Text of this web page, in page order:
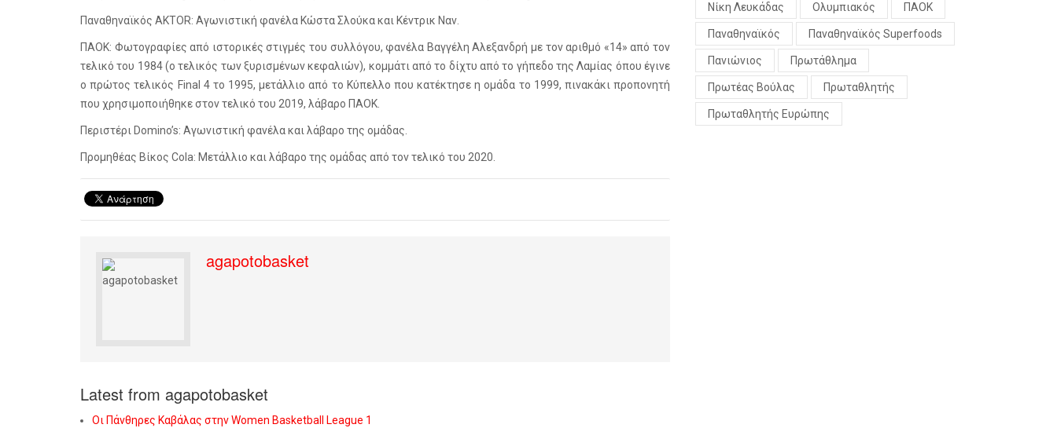
Παναθηναϊκός AKTOR: Αγωνιστική φανέλα Κώστα Σλούκα και Κέντρικ Ναν.
ΠΑΟΚ: Φωτογραφίες από ιστορικές στιγμές του συλλόγου, φανέλα Βαγγέλη Αλεξανδρή με τον αριθμό «14» από τον
τελικό του 1984 (ο τελικός των ξυρισμένων κεφαλιών), κομμάτι από το δίχτυ από το γήπεδο της Λαμίας όπου έγινε
ο πρώτος τελικός Final 4 το 1995, μετάλλιο από το Κύπελλο που κατέκτησε η ομάδα το 1999, πινακάκι προπονητή
που χρησιμοποιήθηκε στον τελικό του 2019, λάβαρο ΠΑΟΚ.
Περιστέρι Domino’s: Αγωνιστική φανέλα και λάβαρο της ομάδας.
Προμηθέας Βίκος Cola: Μετάλλιο και λάβαρο της ομάδας από τον τελικό του 2020.
agapotobasket
Latest from agapotobasket
Οι Πάνθηρες Καβάλας στην Women Basketball League 1
Νίκη Λευκάδας Ολυμπιακός ΠΑΟΚ
Παναθηναϊκός Παναθηναϊκός Superfoods
Πανιώνιος Πρωτάθλημα
Πρωτέας Βούλας Πρωταθλητής
Πρωταθλητής Ευρώπης